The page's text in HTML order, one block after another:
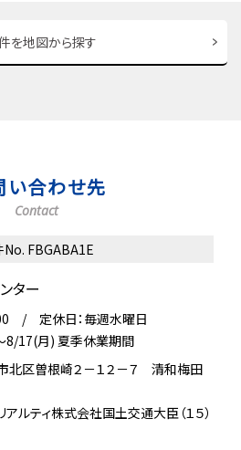
を地図から探す
い合わせ先
Contact
No. FBGABA1E
ター
/ 定休日：毎週水曜日
17(月) 夏季休業期間
北区曽根崎２－１２－７ 清和梅田
ルティ株式会社国土交通大臣（１５）